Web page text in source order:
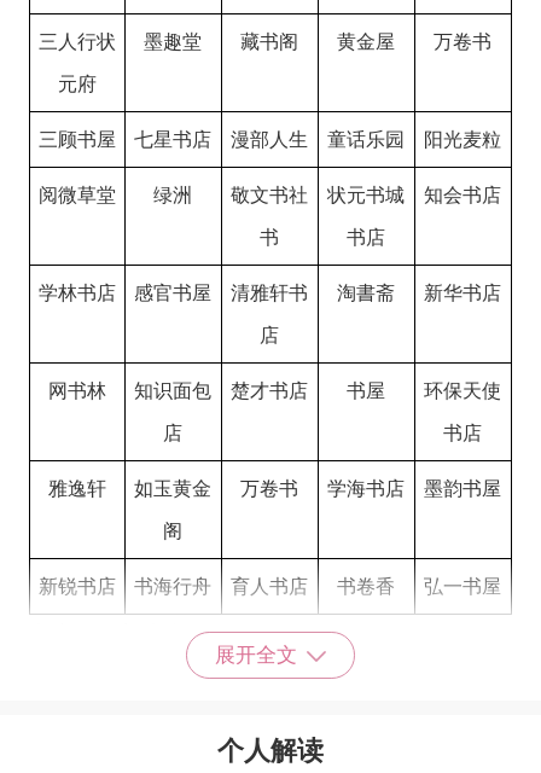
三人行状
元府
墨趣堂 藏书阁 黄金屋 万卷书
三顾书屋 七星书店 漫部人生 童话乐园 阳光麦粒
阅微草堂 绿洲 敬文书社
书
状元书城
书店
知会书店
学林书店 感官书屋 清雅轩书
店
淘書斋 新华书店
网书林 知识面包
店
楚才书店 书屋 环保天使
书店
雅逸轩 如玉黄金
阁
万卷书 学海书店 墨韵书屋
新锐书店 书海行舟 育人书店 书卷香 弘一书屋
书店的名字独特的
晓芸书店 学子书店 尚文书店
展开全文
个人解读